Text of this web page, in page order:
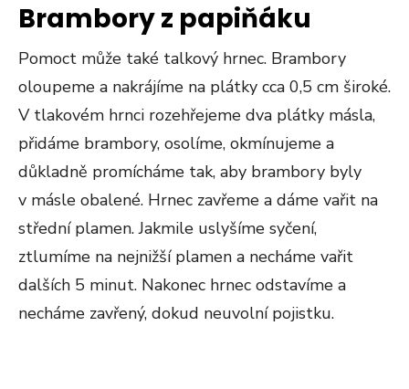
Brambory z papiňáku
Pomoct může také talkový hrnec. Brambory
oloupeme a nakrájíme na plátky cca 0,5 cm široké.
V tlakovém hrnci rozehřejeme dva plátky másla,
přidáme brambory, osolíme, okmínujeme a
důkladně promícháme tak, aby brambory byly
v másle obalené. Hrnec zavřeme a dáme vařit na
střední plamen. Jakmile uslyšíme syčení,
ztlumíme na nejnižší plamen a necháme vařit
dalších 5 minut. Nakonec hrnec odstavíme a
necháme zavřený, dokud neuvolní pojistku.